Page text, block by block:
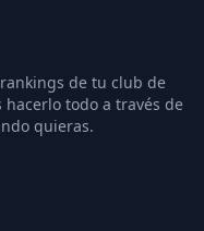
de tu club de
hacerlo todo a través de
quieras.